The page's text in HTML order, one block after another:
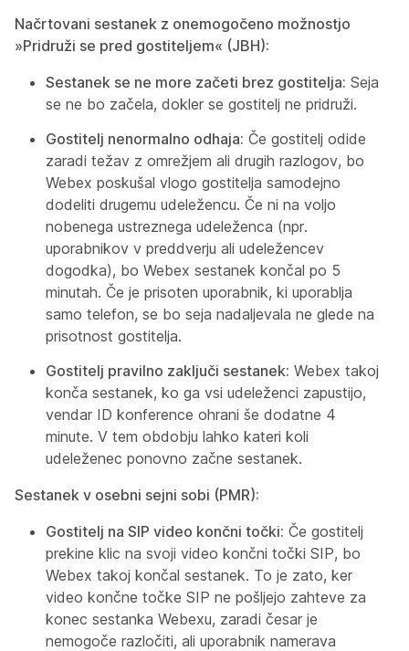
Načrtovani sestanek z onemogočeno možnostjo
»Pridruži se pred gostiteljem« (JBH):
Sestanek se ne more začeti brez gostitelja: Seja
se ne bo začela, dokler se gostitelj ne pridruži.
Gostitelj nenormalno odhaja: Če gostitelj odide
zaradi težav z omrežjem ali drugih razlogov, bo
Webex poskušal vlogo gostitelja samodejno
dodeliti drugemu udeležencu. Če ni na voljo
nobenega ustreznega udeleženca (npr.
uporabnikov v preddverju ali udeležencev
dogodka), bo Webex sestanek končal po 5
minutah. Če je prisoten uporabnik, ki uporablja
samo telefon, se bo seja nadaljevala ne glede na
prisotnost gostitelja.
Gostitelj pravilno zaključi sestanek: Webex takoj
konča sestanek, ko ga vsi udeleženci zapustijo,
vendar ID konference ohrani še dodatne 4
minute. V tem obdobju lahko kateri koli
udeleženec ponovno začne sestanek.
Sestanek v osebni sejni sobi (PMR):
Gostitelj na SIP video končni točki: Če gostitelj
prekine klic na svoji video končni točki SIP, bo
Webex takoj končal sestanek. To je zato, ker
video končne točke SIP ne pošljejo zahteve za
konec sestanka Webexu, zaradi česar je
nemogoče razločiti, ali uporabnik namerava